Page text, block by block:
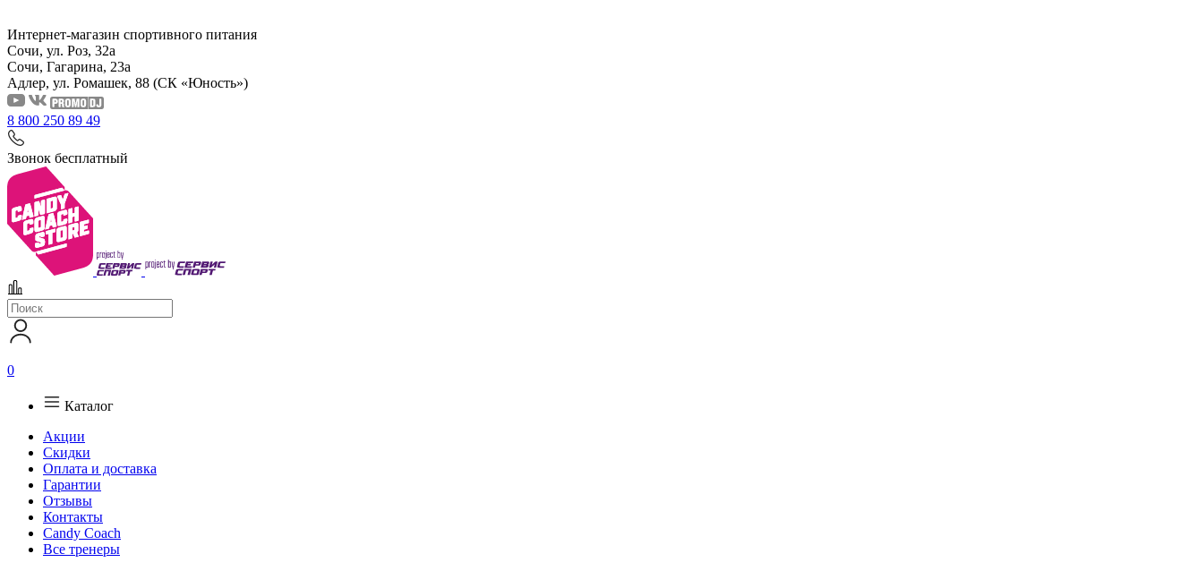
Интернет-магазин спортивного питания
Сочи, ул. Роз, 32а
Сочи, Гагарина, 23а
Адлер, ул. Ромашек, 88 (СК «Юность»)
8 800 250 89 49
Звонок бесплатный
0
Каталог
Акции
Скидки
Оплата и доставка
Гарантии
Отзывы
Контакты
Candy Coach
Все тренеры